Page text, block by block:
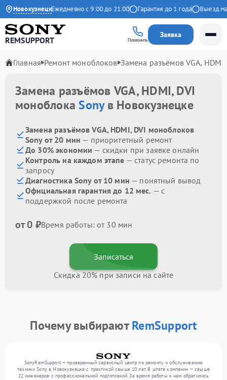
Новокузнецк
на Яндекс Ежедневно с 9:00 до 21:00 Гарантия до 1 года Выезд
REMSUPPORT Позвонить
Заявка
Главная Ремонт моноблоков Замена разъёмов VGA,
Замена разъёмов VGA, HDMI, DVI
моноблокаSonyв Новокузнецке
Замена разъёмов VGA, HDMI, DVI моноблоков
Sony от 20 мин — приоритетный ремонт
До 30% экономии — скидки при заявке онлайн
Контроль на каждом этапе — статус ремонта по
запросу
Диагностика Sony от 10 мин — понятный вывод
Официальная гарантия до 12 мес. — с
поддержкой после ремонта
от 0 ₽Время работы: от 30 мин
Записаться
Скидка 20% при записи на сайте
Почему выбираютRemSupport
SonyRemSupport — проверенный сервисный центр по ремонту и обслуживанию
техники Sony в Новокузнецке с практикой свыше 10 лет. В штате компании — свыше
22 инженеров с профессиональной подготовкой. За время работы к нам обратились